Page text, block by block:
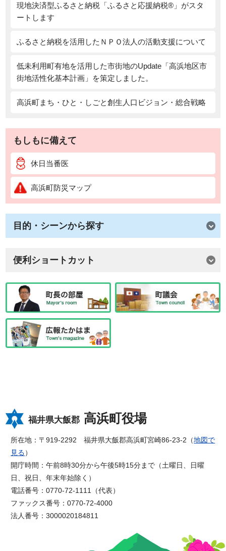
現地決済型ふるさと納税「ふるさと応援納税®」がスタ
ートします
ふるさと納税を活用したＮＰＯ法人の活動支援について
低未利用町有地を活用した市街地のUpdate「高浜地区市
街地活性化基本計画」を策定しました。
高浜町まち・ひと・しごと創生人口ビジョン・総合戦略
もしもに備えて
休日当番医
高浜町防災マップ
目的・シーンから探す
便利ショートカット
福井県大飯郡 高浜町役場
所在地：〒919-2292 福井県大飯郡高浜町宮崎86-23-2（地図で
見る）
開庁時間：午前8時30分から午後5時15分まで（土曜日、日曜
日、祝日、年末年始除く）
電話番号：0770-72-1111（代表）
ファックス番号：0770-72-4000
法人番号：3000020184811